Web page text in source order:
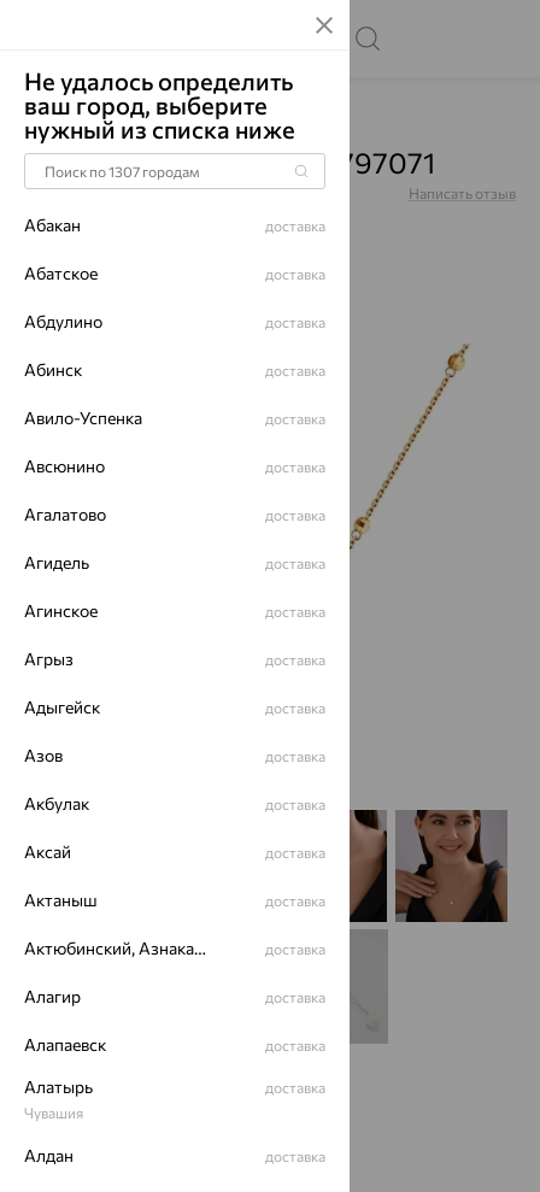
Главная Каталог Колье Жемчуг
Колье, золото, жемчуг, 797071
Артикул:797071 Написать отзыв
Размеры:
Не удалось определить
ваш город, выберите
нужный из списка ниже
Абакан доставка
Абатское доставка
Абдулино доставка
Абинск доставка
Авило-Успенка доставка
Авсюнино доставка
Агалатово доставка
Агидель доставка
Агинское доставка
Агрыз доставка
Адыгейск доставка
Азов доставка
Акбулак доставка
Аксай доставка
Актаныш доставка
Актюбинский, Азнакаевский район доставка
Алагир доставка
Алапаевск доставка
Алатырь
Чувашия
доставка
Алдан доставка